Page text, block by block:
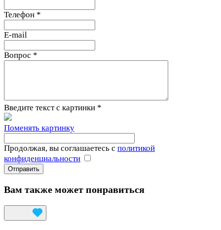
Телефон *
E-mail
Вопрос *
Введите текст с картинки *
Поменять картинку
Продолжая, вы соглашаетесь с политикой
конфиденциальности
Вам также может понравиться